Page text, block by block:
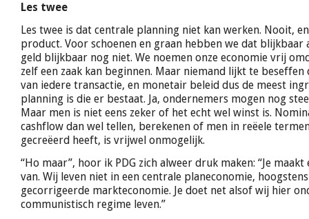
Les twee
Les twee is dat centrale planning niet kan werken. Nooit,
product. Voor schoenen en graan hebben we dat blijkbaar
geld blijkbaar nog niet. We noemen onze economie vrij
zelf een zaak kan beginnen. Maar niemand lijkt te
van iedere transactie, en monetair beleid dus de meest
planning is die er bestaat. Ja, ondernemers mogen nog
Maar men is niet eens zeker of het echt wel winst is.
cashflow dan wel tellen, berekenen of men in reëele
gecreëerd heeft, is vrijwel onmogelijk.
“Ho maar”, hoor ik PDG zich alweer druk maken: “Je
van. Wij leven niet in een centrale planeconomie,
gecorrigeerde markteconomie. Je doet net alsof wij hier
communistisch regime leven.”